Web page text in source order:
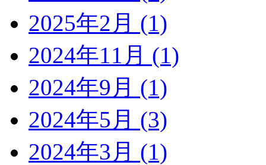
2025年2月 (1)
2024年11月 (1)
2024年9月 (1)
2024年5月 (3)
2024年3月 (1)